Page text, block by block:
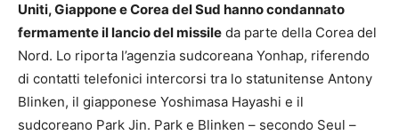
Uniti, Giappone e Corea del Sud hanno condannato
fermamente il lancio del missile da parte della Corea del
Nord. Lo riporta l’agenzia sudcoreana Yonhap, riferendo
di contatti telefonici intercorsi tra lo statunitense Antony
Blinken, il giapponese Yoshimasa Hayashi e il
sudcoreano Park Jin. Park e Blinken – secondo Seul –